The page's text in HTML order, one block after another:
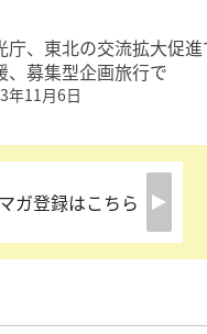
庁、東北の交流拡大促
、募集型企画旅行で
年11月6日
ガ登録はこちら